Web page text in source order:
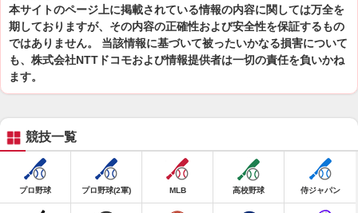
本サイトのページ上に掲載されている情報の内容に関しては万全を
期しておりますが、その内容の正確性および安全性を保証するもの
ではありません。 当該情報に基づいて被ったいかなる損害について
も、株式会社NTTドコモおよび情報提供者は一切の責任を負いかね
ます。
競技一覧
プロ野球 プロ野球(2軍) MLB 高校野球 侍ジャパン